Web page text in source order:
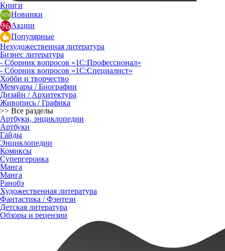
Книги
Новинки
Акции
Популярные
Нехудожественная литература
Бизнес литература
- Сборник вопросов «1С:Профессионал»
- Сборник вопросов «1С:Специалист»
Хобби и творчество
Мемуары / Биографии
Дизайн / Архитектура
Живопись / Графика
>> Все разделы
Артбуки, энциклопедии
Артбуки
Гайды
Энциклопедии
Комиксы
Супергероика
Манга
Манга
Ранобэ
Художественная литература
Фантастика / Фэнтези
Детская литература
Обзоры и рецензии